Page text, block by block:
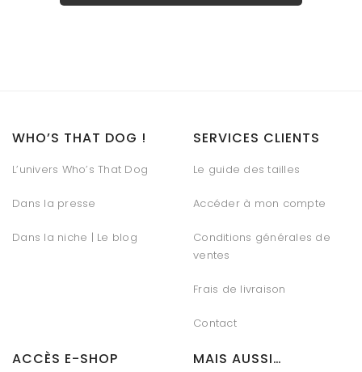
WHO’S THAT DOG !
L’univers Who’s That Dog
Dans la presse
Dans la niche | Le blog
SERVICES CLIENTS
Le guide des tailles
Accéder à mon compte
Conditions générales de
ventes
Frais de livraison
Contact
ACCÈS E-SHOP MAIS AUSSI…